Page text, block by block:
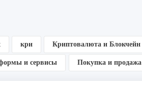
кри Криптовалюта и Блокчейн
и сервисы Покупка и продажа